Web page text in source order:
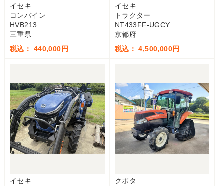
イセキ
コンバイン
HVB213
三重県
税込： 440,000円
イセキ
トラクター
NT433FF-UGCY
京都府
税込： 4,500,000円
イセキ
クボタ